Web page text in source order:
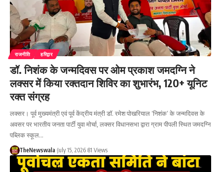
राजनीति हरिद्वार
डॉ. निशंक के जन्मदिवस पर ओम प्रकाश जमदग्नि ने
लक्सर में किया रक्तदान शिविर का शुभारंभ, 120+ यूनिट
रक्त संग्रह
लक्सर। पूर्व मुख्यमंत्री एवं पूर्व केंद्रीय मंत्री डॉ. रमेश पोखरियाल ‘निशंक’ के जन्मदिवस के
अवसर पर भारतीय जनता पार्टी युवा मोर्चा, लक्सर विधानसभा द्वारा ग्राम पीपली स्थित जमदग्नि
पब्लिक स्कूल…
TheNewswala July 15, 2026 81 Views